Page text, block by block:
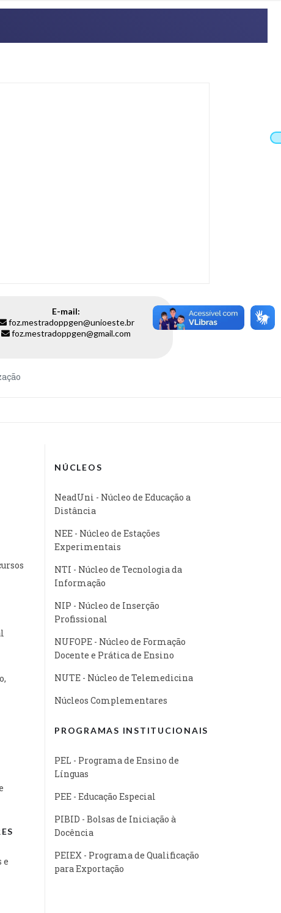
E-mail:
foz.mestradoppgen@unioeste.br
foz.mestradoppgen@gmail.com
e
NÚCLEOS
NeadUni - Núcleo de Educação a
Distância
NEE - Núcleo de Estações
Experimentais
NTI - Núcleo de Tecnologia da
Informação
NIP - Núcleo de Inserção
Profissional
NUFOPE - Núcleo de Formação
Docente e Prática de Ensino
NUTE - Núcleo de Telemedicina
Núcleos Complementares
PROGRAMAS INSTITUCIONAIS
PEL - Programa de Ensino de
Línguas
PEE - Educação Especial
PIBID - Bolsas de Iniciação à
Docência
PEIEX - Programa de Qualificação
para Exportação